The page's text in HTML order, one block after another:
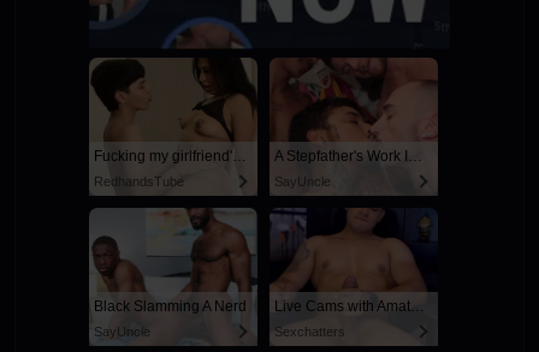
Fucking my girlfriend's hot mommy by mistake
RedhandsTube
A Stepfather's Work Is Never Done
SayUncle
Black Slamming A Nerd
SayUncle
Live Cams with Amateur Men
Sexchatters